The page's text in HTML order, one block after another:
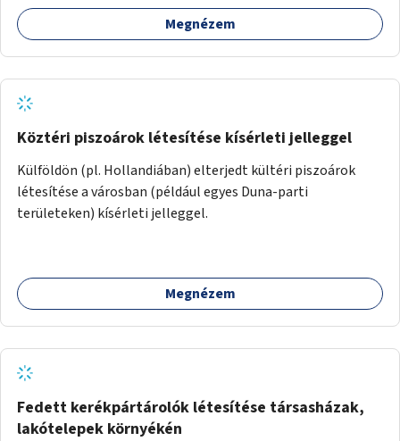
Megnézem
Köztéri piszoárok létesítése kísérleti jelleggel
Külföldön (pl. Hollandiában) elterjedt kültéri piszoárok
létesítése a városban (például egyes Duna-parti
területeken) kísérleti jelleggel.
Megnézem
Fedett kerékpártárolók létesítése társasházak,
lakótelepek környékén